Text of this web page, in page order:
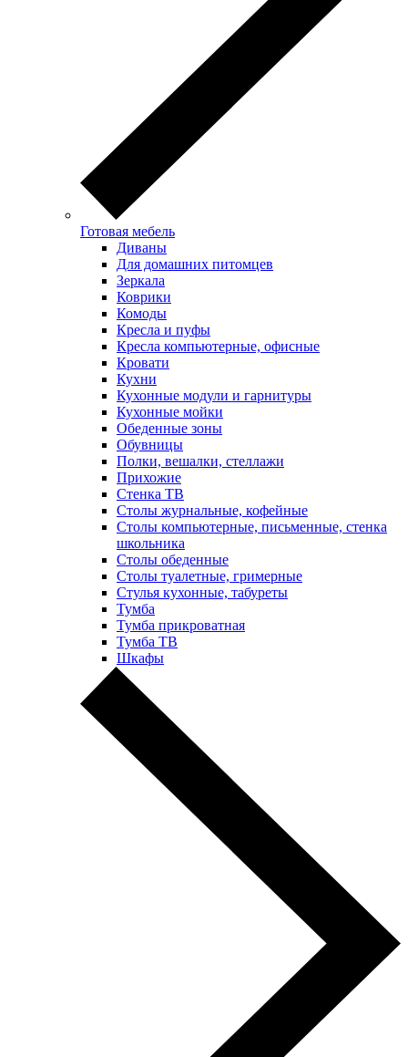
Готовая мебель
Диваны
Для домашних питомцев
Зеркала
Коврики
Комоды
Кресла и пуфы
Кресла компьютерные, офисные
Кровати
Кухни
Кухонные модули и гарнитуры
Кухонные мойки
Обеденные зоны
Обувницы
Полки, вешалки, стеллажи
Прихожие
Стенка ТВ
Столы журнальные, кофейные
Столы компьютерные, письменные, стенка
школьника
Столы обеденные
Столы туалетные, гримерные
Стулья кухонные, табуреты
Тумба
Тумба прикроватная
Тумба ТВ
Шкафы